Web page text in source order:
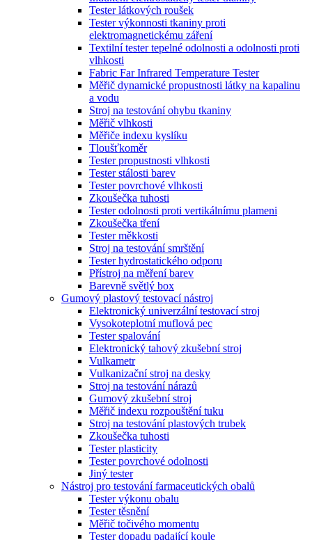
Tester látkových roušek
Tester výkonnosti tkaniny proti
elektromagnetickému záření
Textilní tester tepelné odolnosti a odolnosti proti
vlhkosti
Fabric Far Infrared Temperature Tester
Měřič dynamické propustnosti látky na kapalinu
a vodu
Stroj na testování ohybu tkaniny
Měřič vlhkosti
Měřiče indexu kyslíku
Tloušťkoměr
Tester propustnosti vlhkosti
Tester stálosti barev
Tester povrchové vlhkosti
Zkoušečka tuhosti
Tester odolnosti proti vertikálnímu plameni
Zkoušečka tření
Tester měkkosti
Stroj na testování smrštění
Tester hydrostatického odporu
Přístroj na měření barev
Barevně světlý box
Gumový plastový testovací nástroj
Elektronický univerzální testovací stroj
Vysokoteplotní muflová pec
Tester spalování
Elektronický tahový zkušební stroj
Vulkametr
Vulkanizační stroj na desky
Stroj na testování nárazů
Gumový zkušební stroj
Měřič indexu rozpouštění tuku
Stroj na testování plastových trubek
Zkoušečka tuhosti
Tester plasticity
Tester povrchové odolnosti
Jiný tester
Nástroj pro testování farmaceutických obalů
Tester výkonu obalu
Tester těsnění
Měřič točivého momentu
Tester dopadu padající koule